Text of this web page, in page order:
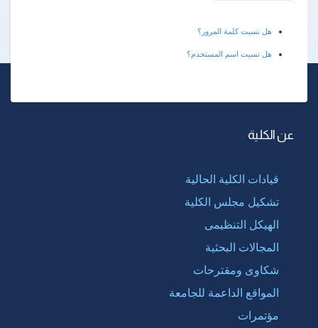
هل نسيت كلمة المرور؟
هل نسيت اسم المستخدم؟
عن الكلية
قيادات الكلية الحالية
تشكيل مجلس الكلية
الهيكل التنظيمى
المجالات البحثية
شكاوى ومقترحات
المواقع الداعمة للجامعة
مؤتمرات